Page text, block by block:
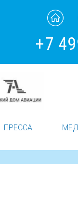
+7
ПРЕССА